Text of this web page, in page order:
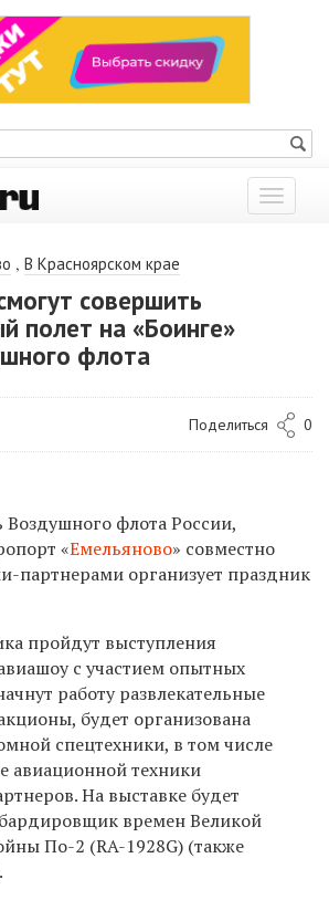
Показать
меню
, В Красноярском крае
совершить
полет на «Боинге»
флота
Поделиться 0
Воздушного флота России,
«Емельяново» совместно
партнерами организует праздник
пройдут выступления
с участием опытных
работу развлекательные
будет организована
спецтехники, в том числе
авиационной техники
На выставке будет
времен Великой
По-2 (RA-1928G) (также